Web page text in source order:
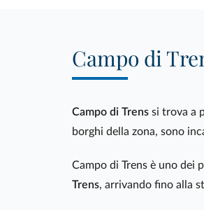
Campo di
Campo di Trens si trova a
borghi della zona, sono
Campo di Trens è uno dei
Trens, arrivando fino alla